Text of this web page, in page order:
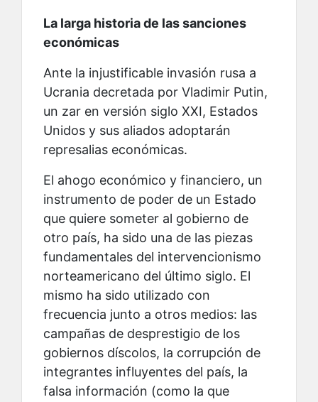
La larga historia de las sanciones
económicas
Ante la injustificable invasión rusa a
Ucrania decretada por Vladimir Putin,
un zar en versión siglo XXI, Estados
Unidos y sus aliados adoptarán
represalias económicas.
El ahogo económico y financiero, un
instrumento de poder de un Estado
que quiere someter al gobierno de
otro país, ha sido una de las piezas
fundamentales del intervencionismo
norteamericano del último siglo. El
mismo ha sido utilizado con
frecuencia junto a otros medios: las
campañas de desprestigio de los
gobiernos díscolos, la corrupción de
integrantes influyentes del país, la
falsa información (como la que